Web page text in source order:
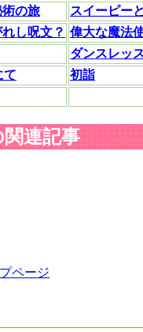
術の旅
スイーピー
し呪文？ 偉大な魔法
ダンスレッ
て
初詣
連記事
ページ